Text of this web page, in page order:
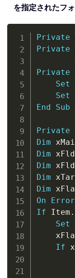
を指定されたフ
Private
Private
Private
Set
Set
End
Sub
Private
Dim
Dim
Dim xFld
Dim
Dim
On
Error
If Item .
Set
If